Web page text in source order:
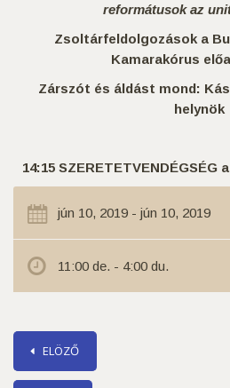
reformátusok az
Zsoltárfeldolgozások a
Kamarakórus
Zárszót és áldást mond:
helynök
14:15
jún 10, 2019 - jún 10, 2019
11:00 de. - 4:00 du.
ELÖZŐ